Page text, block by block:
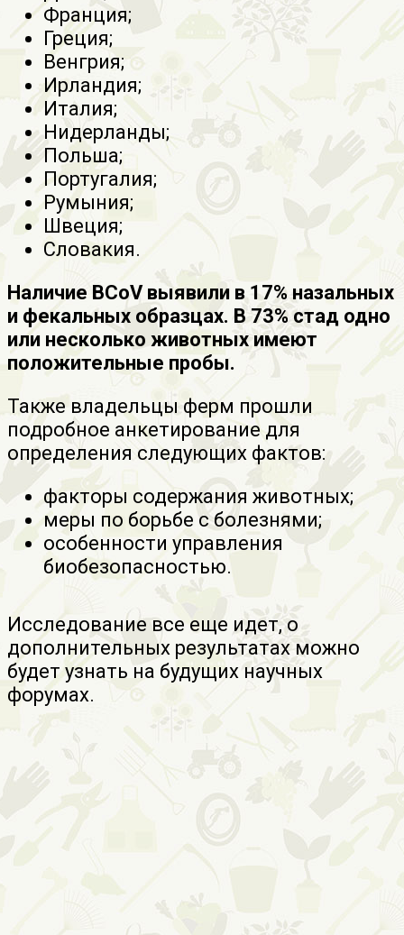
Франция;
Греция;
Венгрия;
Ирландия;
Италия;
Нидерланды;
Польша;
Португалия;
Румыния;
Швеция;
Словакия.
Наличие BCoV выявили в 17% назальных
и фекальных образцах. В 73% стад одно
или несколько животных имеют
положительные пробы.
Также владельцы ферм прошли
подробное анкетирование для
определения следующих фактов:
факторы содержания животных;
меры по борьбе с болезнями;
особенности управления
биобезопасностью.
Исследование все еще идет, о
дополнительных результатах можно
будет узнать на будущих научных
форумах.